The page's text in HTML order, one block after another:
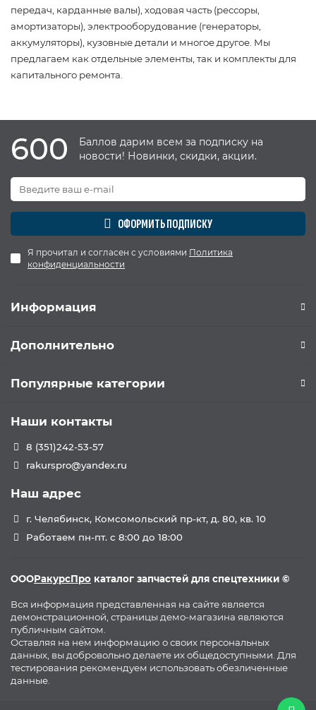
передач, карданные валы), ходовая часть (рессоры,
амортизаторы), электрооборудование (генераторы,
аккумуляторы), кузовные детали и многое другое. Мы
предлагаем как отдельные элементы, так и комплекты для
капитального ремонта.
600
Баллов дарим всем за подписку на
новости! Новинки, скидки, акции.
ОФОРМИТЬ ПОДПИСКУ
Я прочитал и согласен с условиями Политика
конфиденциальности
Информация
Дополнительно
Популярные категории
Наши контакты
8 (351)242-53-57
rakurspro@yandex.ru
Наш адрес
г. Челябинск, Комсомольский пр-кт, д. 80, кв. 10
Работаем пн-пт. с 8:00 до 18:00
ОООРакурсПро каталог запчастей для спецтехники ©
Вся информация представленная на сайте является
демонстрационной, страницы демо-магазина являются
публичным сайтом.
Оставляя на нем информацию о своих персональных
данных, вы добровольно делаете их общедоступными. Для
тестирования рекомендуем использовать обезличенные
данные.